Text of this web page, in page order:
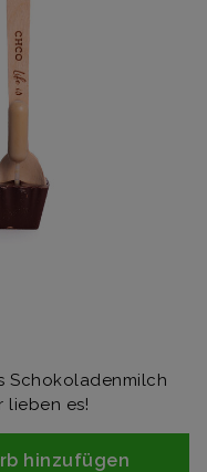
Schokoladenmilch
lieben es!
hinzufügen